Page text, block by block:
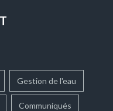
Gestion de l'eau
Communiqués